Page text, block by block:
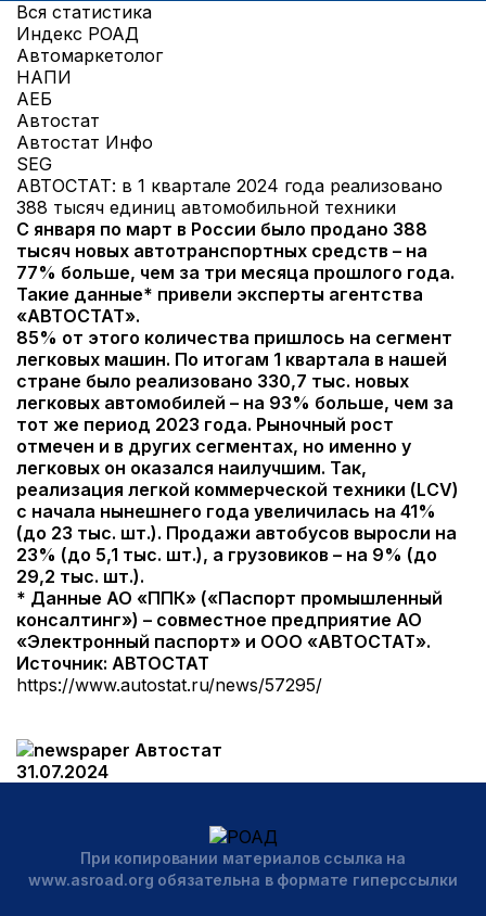
Вся статистика
Индекс РОАД
Автомаркетолог
НАПИ
АЕБ
Автостат
Автостат Инфо
SEG
АВТОСТАТ: в 1 квартале 2024 года реализовано
388 тысяч единиц автомобильной техники
С января по март в России было продано 388
тысяч новых автотранспортных средств – на
77% больше, чем за три месяца прошлого года.
Такие данные* привели эксперты агентства
«АВТОСТАТ».
85% от этого количества пришлось на сегмент
легковых машин. По итогам 1 квартала в нашей
стране было реализовано 330,7 тыс. новых
легковых автомобилей – на 93% больше, чем за
тот же период 2023 года. Рыночный рост
отмечен и в других сегментах, но именно у
легковых он оказался наилучшим. Так,
реализация легкой коммерческой техники (LCV)
с начала нынешнего года увеличилась на 41%
(до 23 тыс. шт.). Продажи автобусов выросли на
23% (до 5,1 тыс. шт.), а грузовиков – на 9% (до
29,2 тыс. шт.).
* Данные АО «ППК» («Паспорт промышленный
консалтинг») – совместное предприятие АО
«Электронный паспорт» и ООО «АВТОСТАТ».
Источник: АВТОСТАТ
https://www.autostat.ru/news/57295/
Автостат
31.07.2024
При копировании материалов ссылка на
www.asroad.org обязательна в формате гиперссылки